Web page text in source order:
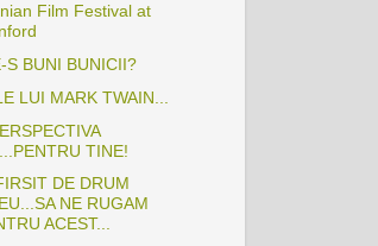
Film Festival at
S BUNI BUNICII?
LUI MARK TWAIN...
TINE!
DE DRUM
NE RUGAM
ACEST...